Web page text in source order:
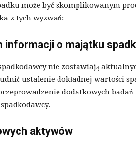
może być skomplikowanym
z tych wyzwań:
informacji o majątku
spadkodawcy nie zostawiają
ustalenie dokładnej wartości
dodatkowych
aktywów